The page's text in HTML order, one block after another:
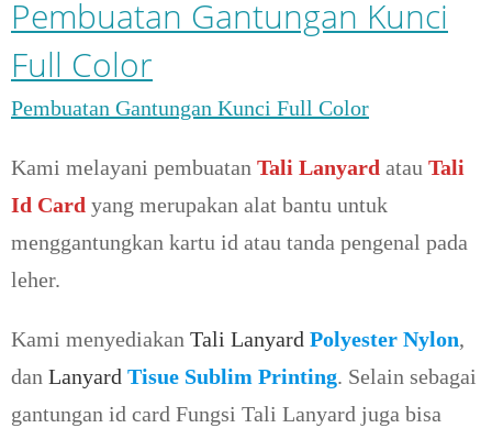
Pembuatan Gantungan Kunci
Full Color
Pembuatan Gantungan Kunci Full Color
Kami melayani pembuatan Tali Lanyard atau Tali
Id Card yang merupakan alat bantu untuk
menggantungkan kartu id atau tanda pengenal pada
leher.
Kami menyediakan Tali Lanyard Polyester Nylon,
dan Lanyard Tisue Sublim Printing. Selain sebagai
gantungan id card Fungsi Tali Lanyard juga bisa